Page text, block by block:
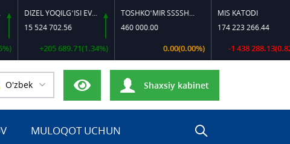
DIZEL YOQILG‘ISI EVRO-L II K-4 SSDF
15 524 702.56
+205 689.71(1.34%)
TOSHKO‘MIR SSSSH-13
460 000.00
0.00(0.00%)
MIS KATODI
174 223 266.44
-1 438 288.13(0.82%)
O'zbek Shaxsiy kabinet
MULOQOT UCHUN